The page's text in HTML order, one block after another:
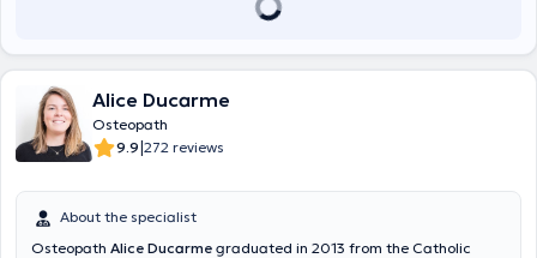
Alice Ducarme
Osteopath
9.9|272 reviews
About the specialist
Osteopath Alice Ducarme graduated in 2013 from the Catholic